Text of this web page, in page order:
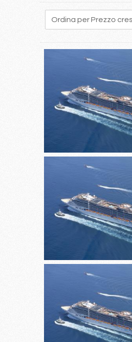
214 215 216